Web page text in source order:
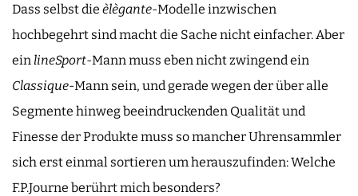
Dass selbst die èlègante-Modelle inzwischen
hochbegehrt sind macht die Sache nicht einfacher. Aber
ein lineSport-Mann muss eben nicht zwingend ein
Classique-Mann sein, und gerade wegen der über alle
Segmente hinweg beeindruckenden Qualität und
Finesse der Produkte muss so mancher Uhrensammler
sich erst einmal sortieren um herauszufinden: Welche
F.P.Journe berührt mich besonders?